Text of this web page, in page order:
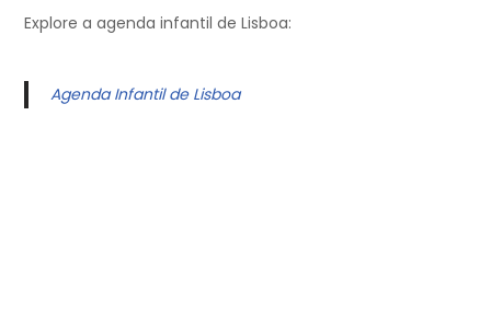
Explore a agenda infantil de Lisboa:
Agenda Infantil de Lisboa